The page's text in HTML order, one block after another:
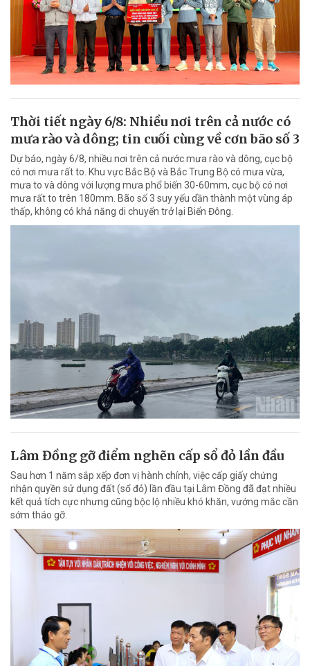
Thời tiết ngày 6/8: Nhiều nơi trên cả nước có
mưa rào và dông; tin cuối cùng về cơn bão số 3
Dự báo, ngày 6/8, nhiều nơi trên cả nước mưa rào và dông, cục bộ
có nơi mưa rất to. Khu vực Bắc Bộ và Bắc Trung Bộ có mưa vừa,
mưa to và dông với lượng mưa phổ biến 30-60mm, cục bộ có nơi
mưa rất to trên 180mm. Bão số 3 suy yếu dần thành một vùng áp
thấp, không có khả năng di chuyển trở lại Biển Đông.
Lâm Đồng gỡ điểm nghẽn cấp sổ đỏ lần đầu
Sau hơn 1 năm sắp xếp đơn vị hành chính, việc cấp giấy chứng
nhận quyền sử dụng đất (sổ đỏ) lần đầu tại Lâm Đồng đã đạt nhiều
kết quả tích cực nhưng cũng bộc lộ nhiều khó khăn, vướng mắc cần
sớm tháo gỡ.